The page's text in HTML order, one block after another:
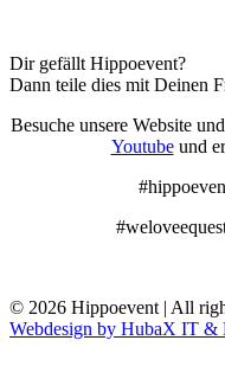
Dir gefällt Hippoevent?
Dann teile dies mit Deinen
Besuche unsere Website
Youtubeund
© 2026 Hippoevent | All
Webdesign by HubaX IT &